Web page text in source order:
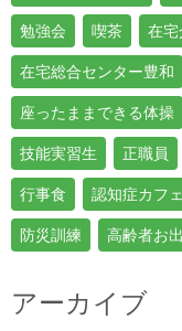
勉強会 喫茶 在宅
在宅総合センター豊和
座ったままできる体操
技能実習生 正職員
行事食 認知症カフェ
防災訓練 高齢者お
アーカイブ